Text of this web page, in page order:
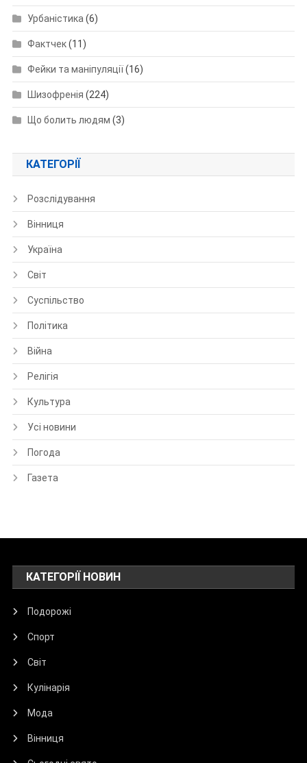
Урбаністика(6)
Фактчек(11)
Фейки та маніпуляції(16)
Шизофренія (224)
Що болить людям (3)
КАТЕГОРІЇ
Розслідування
Вінниця
Україна
Світ
Суспільство
Політика
Війна
Релігія
Культура
Усі новини
Погода
Газета
КАТЕГОРІЇ НОВИН
Подорожі
Спорт
Світ
Кулінарія
Мода
Вінниця